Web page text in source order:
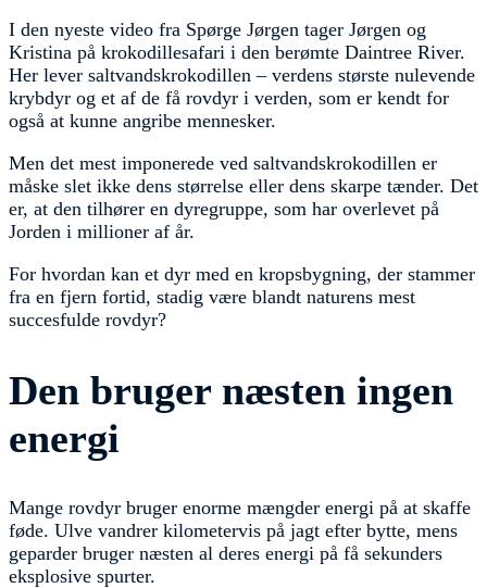
I den nyeste video fra Spørge Jørgen tager Jørgen og
Kristina på krokodillesafari i den berømte Daintree River.
Her lever saltvandskrokodillen – verdens største nulevende
krybdyr og et af de få rovdyr i verden, som er kendt for
også at kunne angribe mennesker.
Men det mest imponerede ved saltvandskrokodillen er
måske slet ikke dens størrelse eller dens skarpe tænder. Det
er, at den tilhører en dyregruppe, som har overlevet på
Jorden i millioner af år.
For hvordan kan et dyr med en kropsbygning, der stammer
fra en fjern fortid, stadig være blandt naturens mest
succesfulde rovdyr?
Den bruger næsten ingen
energi
Mange rovdyr bruger enorme mængder energi på at skaffe
føde. Ulve vandrer kilometervis på jagt efter bytte, mens
geparder bruger næsten al deres energi på få sekunders
eksplosive spurter.